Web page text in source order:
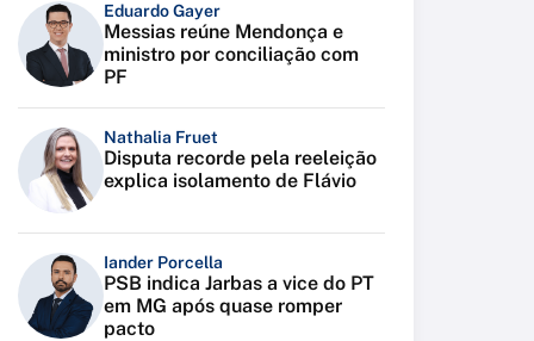
Eduardo Gayer
Messias reúne Mendonça e
ministro por conciliação com
PF
Nathalia Fruet
Disputa recorde pela reeleição
explica isolamento de Flávio
Iander Porcella
PSB indica Jarbas a vice do PT
em MG após quase romper
pacto